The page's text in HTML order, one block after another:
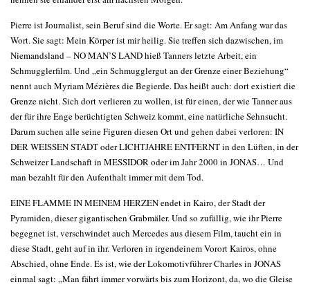
Pierre ist Journalist, sein Beruf sind die Worte. Er sagt: Am Anfang war das
Wort. Sie sagt: Mein Körper ist mir heilig. Sie treffen sich dazwischen, im
Niemandsland – NO MAN’S LAND hieß Tanners letzte Arbeit, ein
Schmugglerfilm. Und „ein Schmugglergut an der Grenze einer Beziehung“
nennt auch Myriam Mézières die Begierde. Das heißt auch: dort existiert die
Grenze nicht. Sich dort verlieren zu wollen, ist für einen, der wie Tanner aus
der für ihre Enge berüchtigten Schweiz kommt, eine natürliche Sehnsucht.
Darum suchen alle seine Figuren diesen Ort und gehen dabei verloren: IN
DER WEISSEN STADT oder LICHTJAHRE ENTFERNT in den Lüften, in der
Schweizer Landschaft in MESSIDOR oder im Jahr 2000 in JONAS… Und
man bezahlt für den Aufenthalt immer mit dem Tod.
EINE FLAMME IN MEINEM HERZEN endet in Kairo, der Stadt der
Pyramiden, dieser gigantischen Grabmäler. Und so zufällig, wie ihr Pierre
begegnet ist, verschwindet auch Mercedes aus diesem Film, taucht ein in
diese Stadt, geht auf in ihr. Verloren in irgendeinem Vorort Kairos, ohne
Abschied, ohne Ende. Es ist, wie der Lokomotivführer Charles in JONAS
einmal sagt: „Man fährt immer vorwärts bis zum Horizont, da, wo die Gleise